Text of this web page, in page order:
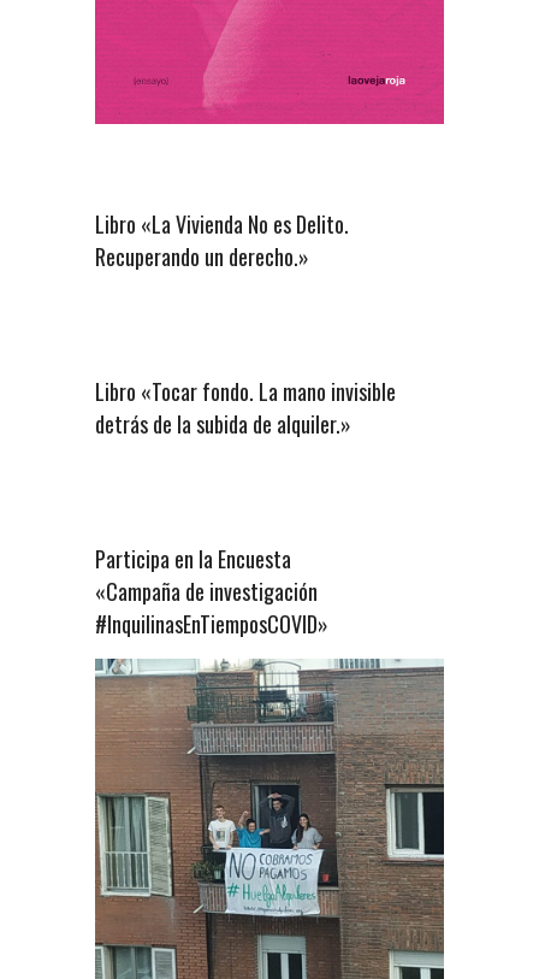
Libro «La Vivienda No es Delito.
Recuperando un derecho.»
Libro «Tocar fondo. La mano invisible
detrás de la subida de alquiler.»
Participa en la Encuesta
«Campaña de investigación
#InquilinasEnTiemposCOVID»